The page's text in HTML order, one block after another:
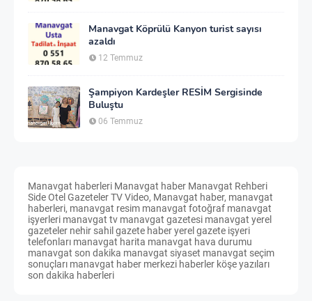
Manavgat Köprülü Kanyon turist sayısı
azaldı
12 Temmuz
Şampiyon Kardeşler RESİM Sergisinde
Buluştu
06 Temmuz
Manavgat haberleri Manavgat haber Manavgat Rehberi
Side Otel Gazeteler TV Video, Manavgat haber, manavgat
haberleri, manavgat resim manavgat fotoğraf manavgat
işyerleri manavgat tv manavgat gazetesi manavgat yerel
gazeteler nehir sahil gazete haber yerel gazete işyeri
telefonları manavgat harita manavgat hava durumu
manavgat son dakika manavgat siyaset manavgat seçim
sonuçları manavgat haber merkezi haberler köşe yazıları
son dakika haberleri